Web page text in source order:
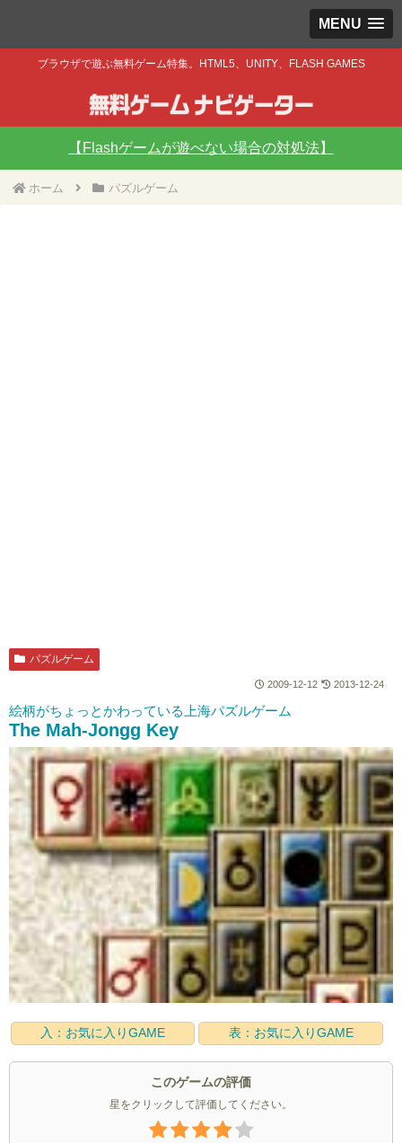
MENU
ブラウザで遊ぶ無料ゲーム特集。HTML5、UNITY、FLASH GAMES
【Flashゲームが遊べない場合の対処法】
ホーム パズルゲーム
パズルゲーム
2009-12-12 2013-12-24
絵柄がちょっとかわっている上海パズルゲーム
The Mah-Jongg Key
入：お気に入りGAME 表：お気に入りGAME
このゲームの評価
星をクリックして評価してください。